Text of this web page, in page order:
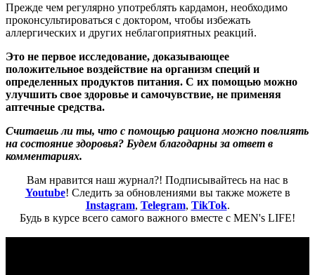
Прежде чем регулярно употреблять кардамон, необходимо
проконсультироваться с доктором, чтобы избежать
аллергических и других неблагоприятных реакций.
Это не первое исследование, доказывающее
положительное воздействие на организм специй и
определенных продуктов питания. С их помощью можно
улучшить свое здоровье и самочувствие, не применяя
аптечные средства.
Считаешь ли ты, что с помощью рациона можно повлиять
на состояние здоровья? Будем благодарны за ответ в
комментариях.
Вам нравится наш журнал?! Подписывайтесь на нас в
Youtube! Следить за обновлениями вы также можете в
Instagram, Telegram, TikTok.
Будь в курсе всего самого важного вместе с MEN's LIFE!